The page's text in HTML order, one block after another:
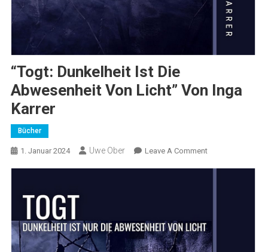
“Togt: Dunkelheit Ist Die
Abwesenheit Von Licht” Von Inga
Karrer
Bücher
1. Januar 2024 Uwe Ober Leave A CommentOn
Von
Licht”